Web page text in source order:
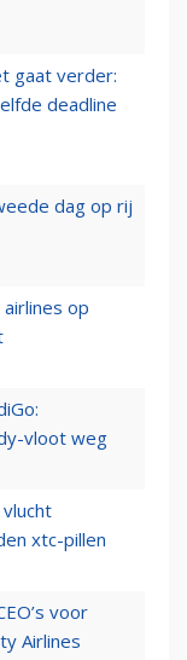
gaat verder:
deadline
dag op rij
op
vloot weg
xtc-pillen
voor
Airlines